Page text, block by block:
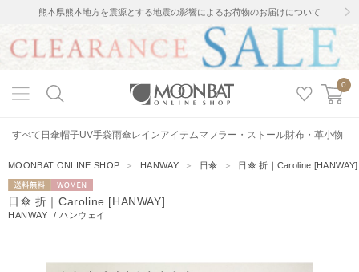
熊本県熊本地方を震源とする地震の影響によるお荷物のお届けについて
0
すべて 日傘帽子UV手袋雨傘レインアイテムマフラー・ストール財布・革小物
MOONBAT ONLINE SHOP ＞ HANWAY ＞ 日傘 ＞ 日傘 折｜Caroline [HANWAY]
送料無料 WOMEN
日傘 折｜Caroline [HANWAY]
HANWAY /ハンウェイ